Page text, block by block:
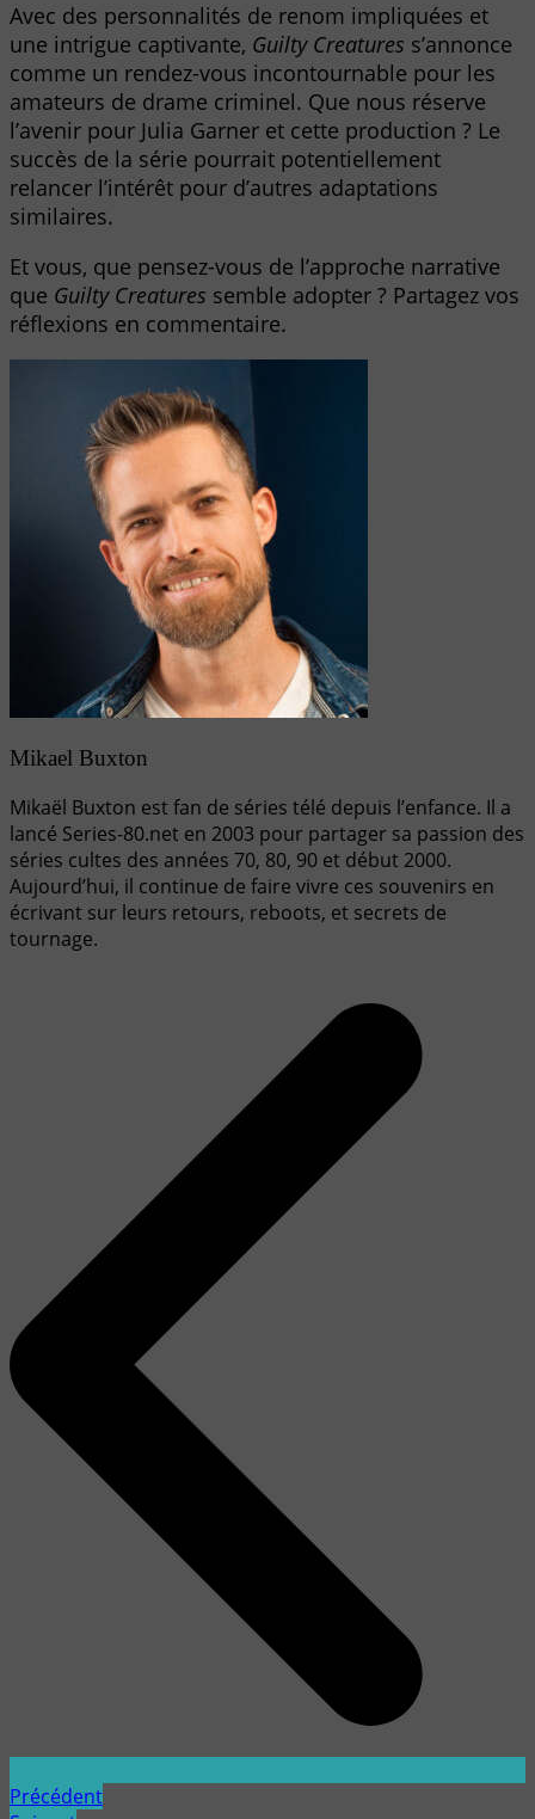
Avec des personnalités de renom impliquées et
une intrigue captivante, Guilty Creatures s’annonce
comme un rendez-vous incontournable pour les
amateurs de drame criminel. Que nous réserve
l’avenir pour Julia Garner et cette production ? Le
succès de la série pourrait potentiellement
relancer l’intérêt pour d’autres adaptations
similaires.
Et vous, que pensez-vous de l’approche narrative
que Guilty Creatures semble adopter ? Partagez vos
réflexions en commentaire.
Mikael Buxton
Mikaël Buxton est fan de séries télé depuis l’enfance. Il a
lancé Series-80.net en 2003 pour partager sa passion des
séries cultes des années 70, 80, 90 et début 2000.
Aujourd’hui, il continue de faire vivre ces souvenirs en
écrivant sur leurs retours, reboots, et secrets de
tournage.
Précédent